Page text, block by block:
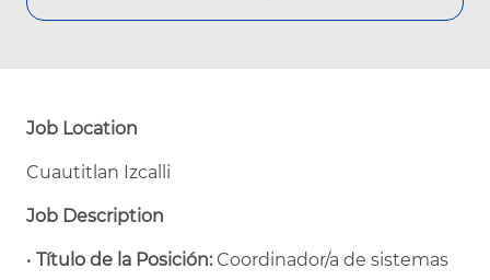
Job Location
Cuautitlan Izcalli
Job Description
• Título de la Posición:Coordinador/a de sistemas